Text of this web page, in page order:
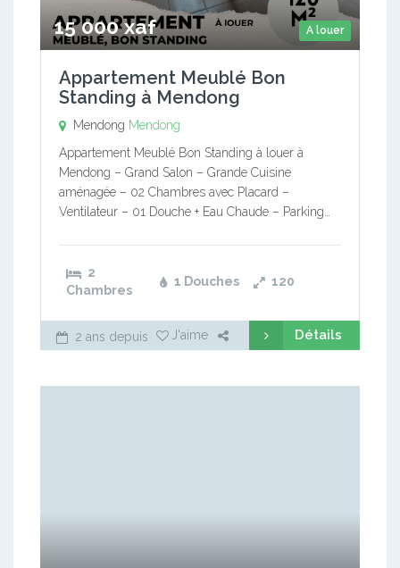
A louer
15 000 xaf
Appartement Meublé Bon
Standing à Mendong
Mendong Mendong
Appartement Meublé Bon Standing à louer à
Mendong – Grand Salon – Grande Cuisine
aménagée – 02 Chambres avec Placard –
Ventilateur – 01 Douche + Eau Chaude – Parking…
2
Chambres
1 Douches 120
2 ans depuis J'aime Détails